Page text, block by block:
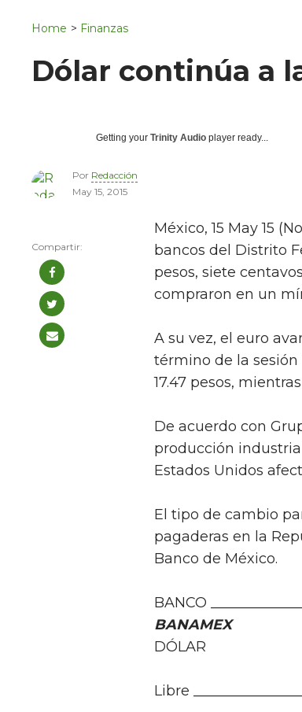
Home > Finanzas
Dólar continúa a
Getting your Trinity Audio player ready...
Por Redacción
May 15, 2015
México, 15 May 15
bancos del Distrito
pesos, siete
compraron en un
A su vez, el euro
término de la
17.47 pesos,
De acuerdo con
producción
Estados Unidos
El tipo de cambio
pagaderas en la
Banco de México.
BANCO
BANAMEX
DÓLAR
Libre